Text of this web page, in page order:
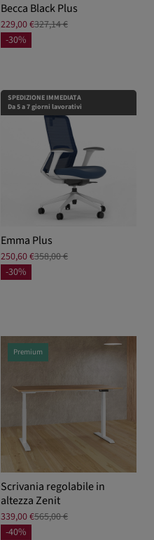
Becca Black Plus
229,00 €327,14 €
-30%
SPEDIZIONE IMMEDIATA
Da 5 a 7 giorni lavorativi
Emma Plus
250,60 €358,00 €
-30%
Premium
Scrivania regolabile in
altezza Zenit
339,00 €565,00 €
-40%